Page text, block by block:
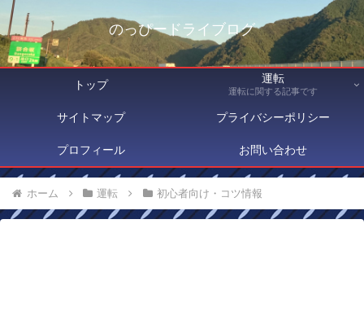
のっぴードライブログ
トップ 運転
運転に関する記事です
サイトマップ プライバシーポリシー
プロフィール お問い合わせ
ホーム 運転 初心者向け・コツ情報